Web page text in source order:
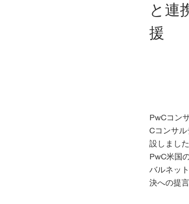
と連
援
PwCコン
Cコンサ
設しまし
PwC米国
バルネッ
決への提